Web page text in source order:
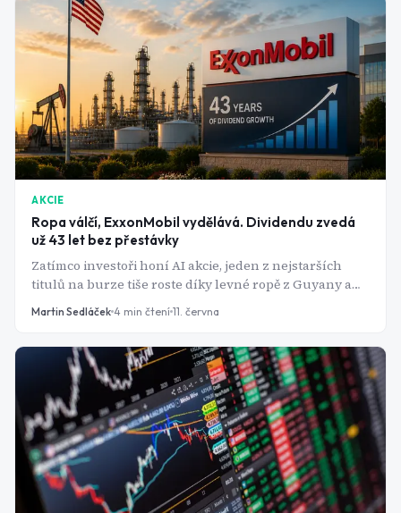
AKCIE
Ropa válčí, ExxonMobil vydělává. Dividendu zvedá
už 43 let bez přestávky
Zatímco investoři honí AI akcie, jeden z nejstarších
titulů na burze tiše roste díky levné ropě z Guyany a
Texasu. A Wall Street zvedá cílové ceny jednu za
Martin Sedláček 4 min čtení 11. června